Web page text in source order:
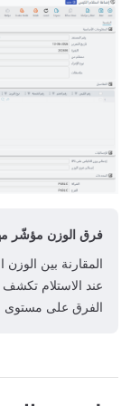
فرق الوزن مؤشّر
المقارنة بين
عند الاستلام
الفرق على مستوى